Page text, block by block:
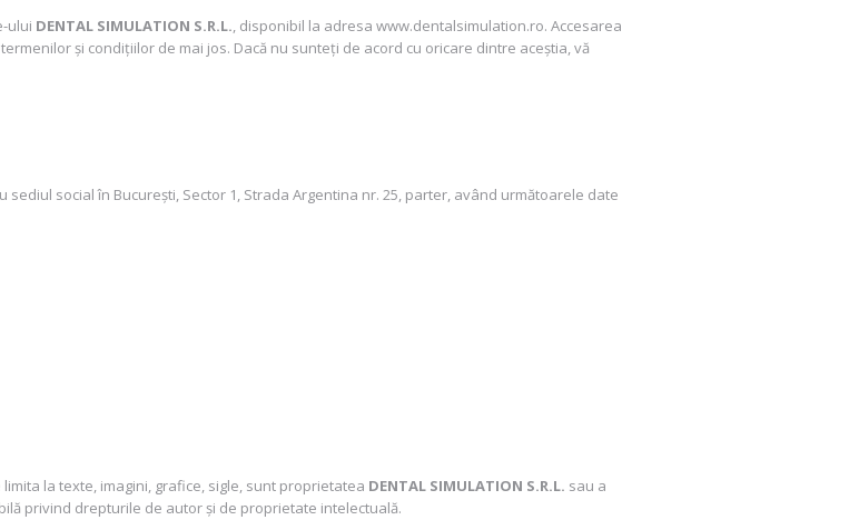
ului DENTAL SIMULATION S.R.L., disponibil la adresa www.dentalsimulation.ro. Accesarea
și condițiilor de mai jos. Dacă nu sunteți de acord cu oricare dintre aceștia, vă
sediul social în București, Sector 1, Strada Argentina nr. 25, parter, având următoarele date
la texte, imagini, grafice, sigle, sunt proprietatea DENTAL SIMULATION S.R.L. sau a
privind drepturile de autor și de proprietate intelectuală.